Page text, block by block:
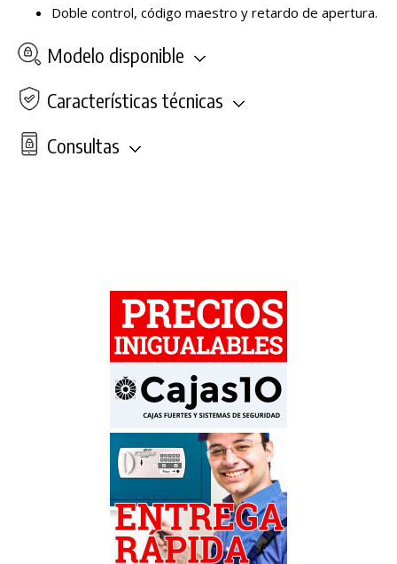
Doble control, código maestro y retardo de apertura.
Modelo disponible
Características técnicas
Consultas